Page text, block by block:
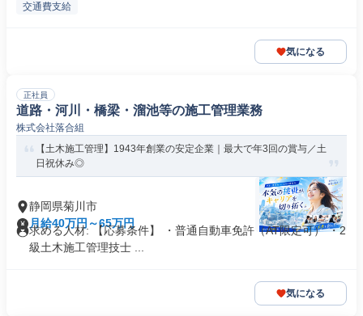
交通費支給
気になる
正社員
道路・河川・橋梁・溜池等の施工管理業務
株式会社落合組
【土木施工管理】1943年創業の安定企業｜最大で年3回の賞与／土
日祝休み◎
静岡県菊川市
月給40万円～65万円
求める人材: 【応募条件】 ・普通自動車免許（AT限定可） ・2
級土木施工管理技士 ...
気になる